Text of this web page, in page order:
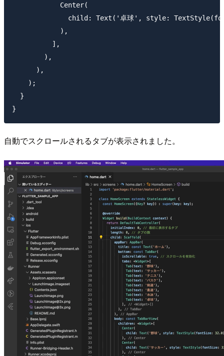
            Center(
child: Text('卓球', style:
            ),
          ],
        ),
      ),
    );
  }
自動でスクロールされるタブが表示されました。